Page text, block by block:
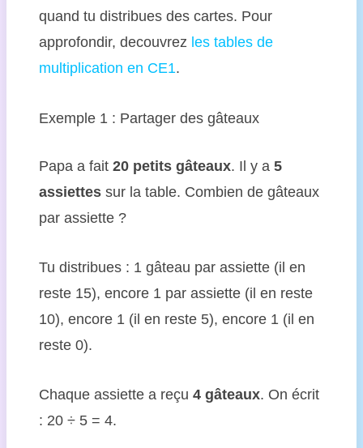
quand tu distribues des cartes. Pour
approfondir, decouvrez les tables de
multiplication en CE1.
Exemple 1 : Partager des gâteaux
Papa a fait 20 petits gâteaux. Il y a 5
assiettessur la table. Combien de gâteaux
par assiette ?
Tu distribues : 1 gâteau par assiette (il en
reste 15), encore 1 par assiette (il en reste
10), encore 1 (il en reste 5), encore 1 (il en
reste 0).
Chaque assiette a reçu 4 gâteaux. On écrit
: 20 ÷ 5 = 4.